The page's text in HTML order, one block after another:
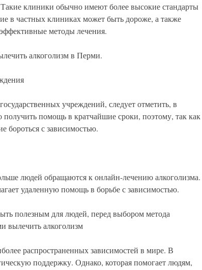
клиники обычно имеют более высокие стандарты
в частных клиниках может быть дороже, а также
методы лечения.
алкоголизм в Перми.
учреждений, следует отметить, в
помощь в кратчайшие сроки, поэтому, так как
бороться с зависимостью.
людей обращаются к онлайн-лечению алкоголизма.
удаленную помощь в борьбе с зависимостью.
полезным для людей, перед выбором метода
вылечить алкоголизм
распространенных зависимостей в мире. В
поддержку. Однако, которая помогает людям,